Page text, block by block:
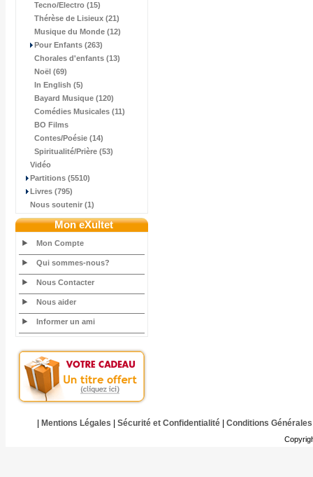
Tecno/Electro (15)
Thérèse de Lisieux (21)
Musique du Monde (12)
Pour Enfants (263)
Chorales d'enfants (13)
Noël (69)
In English (5)
Bayard Musique (120)
Comédies Musicales (11)
BO Films
Contes/Poésie (14)
Spiritualité/Prière (53)
Vidéo
Partitions (5510)
Livres (795)
Nous soutenir (1)
Mon eXultet
Mon Compte
Qui sommes-nous?
Nous Contacter
Nous aider
Informer un ami
Mentions Légales Sécurité et Confidentialité| Conditions Générales